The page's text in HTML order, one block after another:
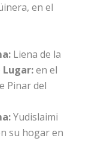
en el
Liena de la
Lugar:en el
Pinar del
Yudislaimi
su hogar en